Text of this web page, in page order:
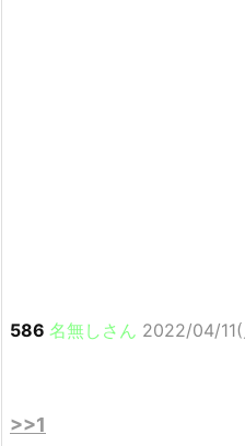
586 名無しさん 2022/04/
>>1